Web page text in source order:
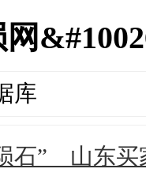
网
库
石” 山东买